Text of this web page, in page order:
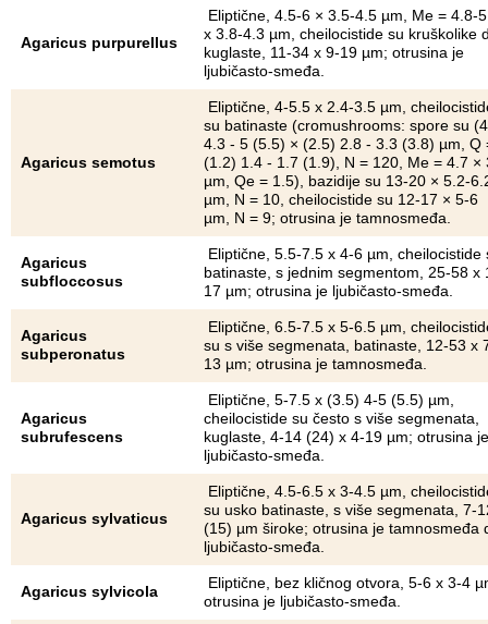
Agaricus purpurellus
Eliptične, 4.5-6 × 3.5-4.5 µm, Me = 4.8-
x 3.8-4.3 µm, cheilocistide su kruškolike
kuglaste, 11-34 x 9-19 µm; otrusina je
ljubičasto-smeđa.
Agaricus semotus
Eliptične, 4-5.5 x 2.4-3.5 µm,
su batinaste (cromushrooms: spore su
4.3 - 5 (5.5) × (2.5) 2.8 - 3.3 (3.8) µm, Q
(1.2) 1.4 - 1.7 (1.9), N = 120, Me = 4.7 ×
µm, Qe = 1.5), bazidije su 13-20 × 5.2-
µm, N = 10, cheilocistide su 12-17 × 5-6
µm, N = 9; otrusina je tamnosmeđa.
Agaricus
subfloccosus
Eliptične, 5.5-7.5 x 4-6 µm, cheilocistide
batinaste, s jednim segmentom, 25-58 x
17 µm; otrusina je ljubičasto-smeđa.
Agaricus
subperonatus
Eliptične, 6.5-7.5 x 5-6.5 µm,
su s više segmenata, batinaste, 12-53 x
13 µm; otrusina je tamnosmeđa.
Agaricus
subrufescens
Eliptične, 5-7.5 x (3.5) 4-5 (5.5) µm,
cheilocistide su često s više segmenata,
kuglaste, 4-14 (24) x 4-19 µm; otrusina je
ljubičasto-smeđa.
Agaricus sylvaticus
Eliptične, 4.5-6.5 x 3-4.5 µm,
su usko batinaste, s više segmenata, 7-
(15) µm široke; otrusina je tamnosmeđa
ljubičasto-smeđa.
Agaricus sylvicola
Eliptične, bez kličnog otvora, 5-6 x 3-4
otrusina je ljubičasto-smeđa.